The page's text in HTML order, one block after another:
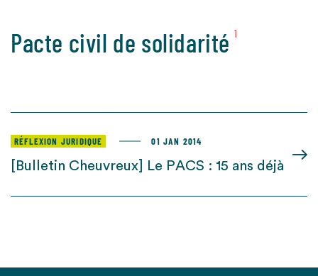
Pacte civil de solidarité 1
RÉFLEXION JURIDIQUE 01 JAN 2014
[Bulletin Cheuvreux] Le PACS : 15 ans déjà